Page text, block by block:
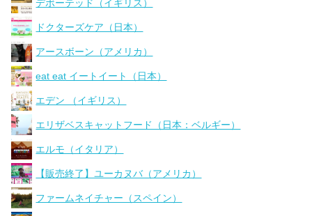
デボーテッド（イギリス）
ドクターズケア（日本）
アースボーン（アメリカ）
eat eat イートイート（日本）
エデン （イギリス）
エリザベスキャットフード（日本：ベルギー）
エルモ（イタリア）
【販売終了】ユーカヌバ（アメリカ）
ファームネイチャー（スペイン）